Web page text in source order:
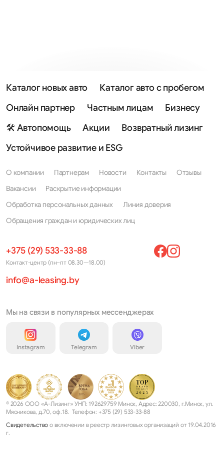
Каталог новых авто
Каталог авто с пробегом
Онлайн партнер
Частным лицам
Бизнесу
🛠 Автопомощь
Акции
Возвратный лизинг
Устойчивое развитие и ESG
О компании Партнерам Новости Контакты
Отзывы
Вакансии
Раскрытие информации
Обработка персональных данных
Линия доверия
Обращения граждан и юридических лиц
+375 (29) 533-33-88
Контакт-центр (пн–пт 08.30—18.00)
info@a-leasing.by
Мы на связи в популярных мессенджерах
Instagram Telegram Viber
© 2026 ООО «А-Лизинг» УНП: 192629759 Минск, Адрес: 220030, г.Минск, ул.
Мясникова, д.70, оф.18. Телефон: +375 (29) 533-33-88
Свидетельство о включении в реестр лизинговых организаций от 19.04.2016
г.